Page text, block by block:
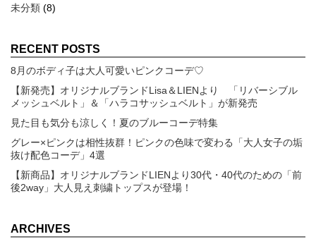
未分類 (8)
RECENT POSTS
8月のボディ子は大人可愛いピンクコーデ♡
【新発売】オリジナルブランドLisa＆LIENより 「リバーシブル
メッシュベルト」＆「ハラコサッシュベルト」が新発売
見た目も気分も涼しく！夏のブルーコーデ特集
グレー×ピンクは相性抜群！ピンクの色味で変わる「大人女子の垢
抜け配色コーデ」4選
【新商品】オリジナルブランドLIENより30代・40代のための「前
後2way」大人見え刺繍トップスが登場！
ARCHIVES